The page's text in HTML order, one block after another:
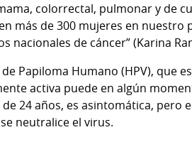
colorrectal, pulmonar y de
más de 300 mujeres en nuestro
nacionales de cáncer” (Karina
Papiloma Humano (HPV), que
activa puede en algún
24 años, es asintomática, pero
neutralice el virus.